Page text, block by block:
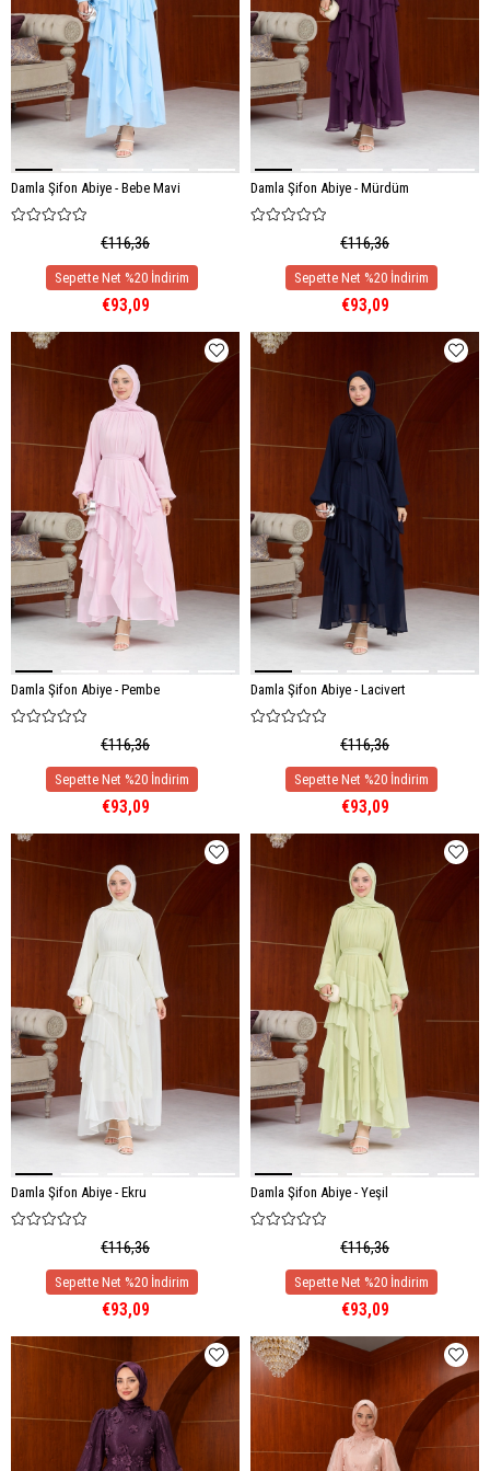
Damla Şifon Abiye - Bebe Mavi
€116,36
€93,09
Damla Şifon Abiye - Mürdüm
€116,36
€93,09
Damla Şifon Abiye - Pembe
€116,36
€93,09
Damla Şifon Abiye - Lacivert
€116,36
€93,09
Damla Şifon Abiye - Ekru
€116,36
€93,09
Damla Şifon Abiye - Yeşil
€116,36
€93,09